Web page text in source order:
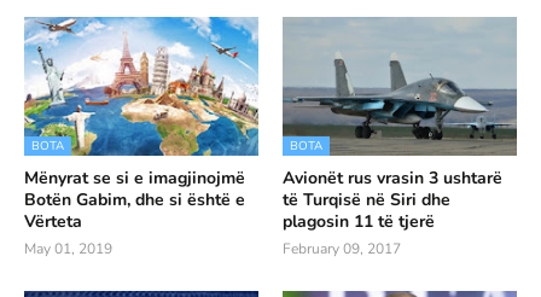
BOTA
Mënyrat se si e imagjinojmë
Botën Gabim, dhe si është e
Vërteta
May 01, 2019
BOTA
Avionët rus vrasin 3 ushtarë
të Turqisë në Siri dhe
plagosin 11 të tjerë
February 09, 2017